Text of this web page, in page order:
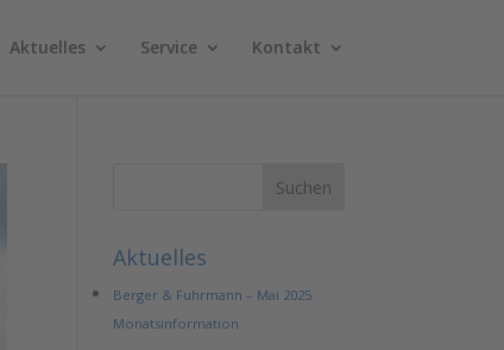
Aktuelles Service Kontakt
Aktuelles
Berger & Fuhrmann – Mai 2025
Monatsinformation